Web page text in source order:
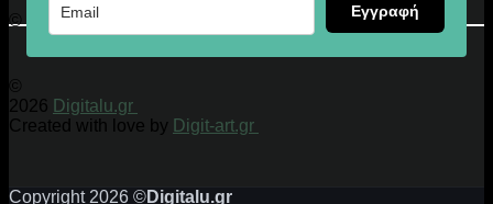
Εγγραφή
© 2026 Digitalu.gr
©
2026 Digitalu.gr
Created with love by Digit-art.gr
Copyright 2026 ©Digitalu.gr